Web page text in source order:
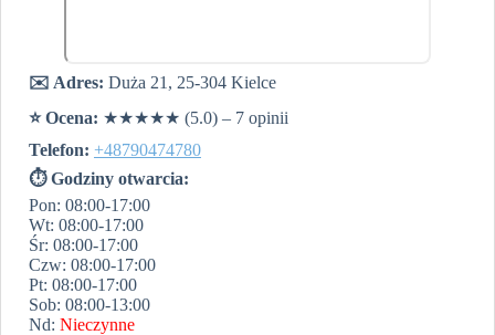
✉️ Adres: Duża 21, 25-304 Kielce
⭐️ Ocena: ★★★★★ (5.0) – 7 opinii
Telefon: +48790474780
⏱ Godziny otwarcia:
Pon: 08:00-17:00
Wt: 08:00-17:00
Śr: 08:00-17:00
Czw: 08:00-17:00
Pt: 08:00-17:00
Sob: 08:00-13:00
Nd: Nieczynne